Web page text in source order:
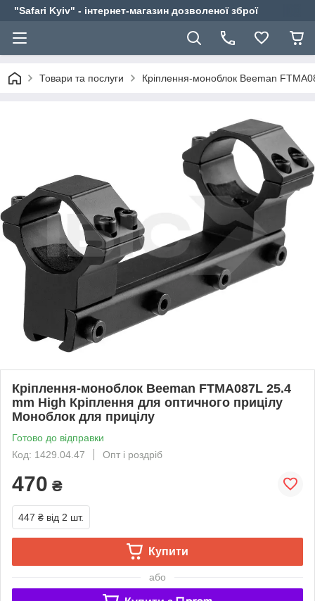
"Safari Kyiv" - інтернет-магазин дозволеної зброї
Товари та послуги Кріплення-моноблок Beeman
Кріплення-моноблок Beeman FTMA087L 25.4
mm High Кріплення для оптичного прицілу
Моноблок для прицілу
Готово до відправки
Код: 1429.04.47
Опт і роздріб
470 ₴
447 ₴ від 2 шт.
Купити
або